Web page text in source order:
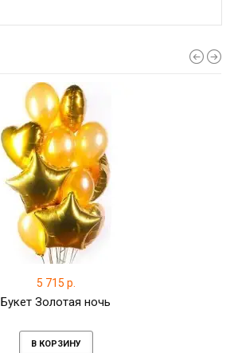
5 715 р.
Букет Золотая ночь
В КОРЗИНУ